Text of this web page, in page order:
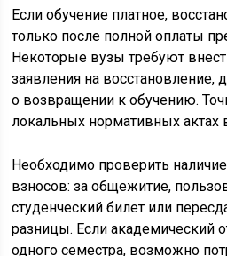
Если обучение платное,
только после полной оплаты
Некоторые вузы требуют
заявления на восстановление,
о возвращении к обучению.
локальных нормативных актах
Необходимо проверить
взносов: за общежитие,
студенческий билет или
разницы. Если академический
одного семестра, возможно